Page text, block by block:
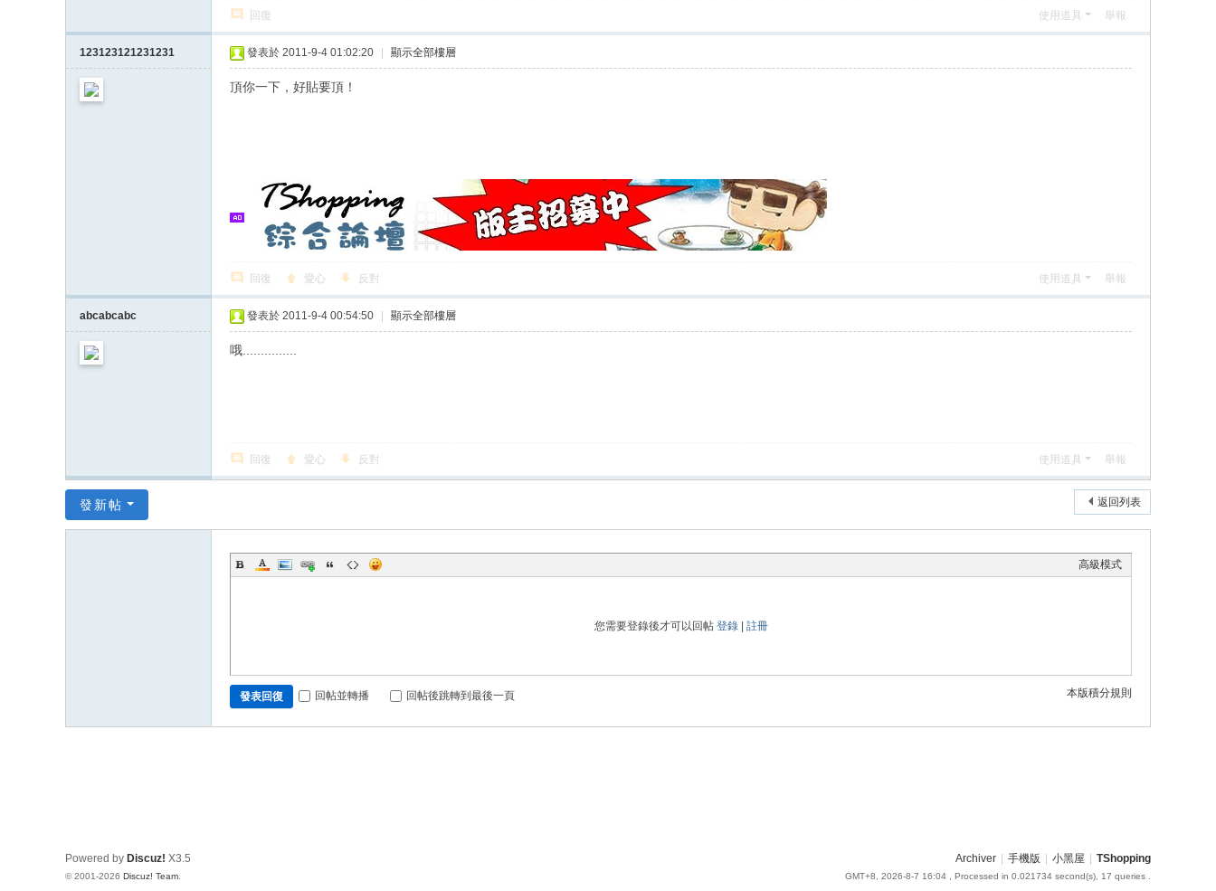
回復 使用道具 舉報
123123121231231 發表於 2011-9-4 01:02:20 顯示全部樓層
頂你一下，好貼要頂！
回復 愛心 反對 使用道具 舉報
abcabcabc 發表於 2011-9-4 00:54:50 顯示全部樓層
哦...............
回復 愛心 反對 使用道具 舉報
返回列表
發新帖
高級模式
您需要登錄後才可以回帖 登錄| 註冊
本版積分規則
發表回復 回帖並轉播 回帖後跳轉到最後一頁
Archiver 手機版 小黑屋 TShopping
GMT+8, 2026-8-7 16:04 , Processed in 0.021734 second(s), 17 queries .
Powered by Discuz! X3.5
© 2001-2026 Discuz! Team